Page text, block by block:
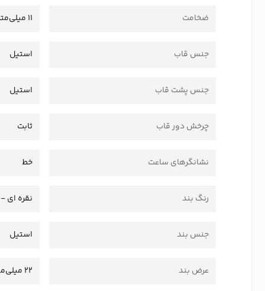
ضخامت 11 میلی‌متر
جنس قاب استیل
جنس پشت قاب استیل
چرخش دور قاب ثابت
نشانگرهای ساعت خط
رنگ بند نقره ای -
جنس بند استیل
عرض بند 22 میلی‌متر